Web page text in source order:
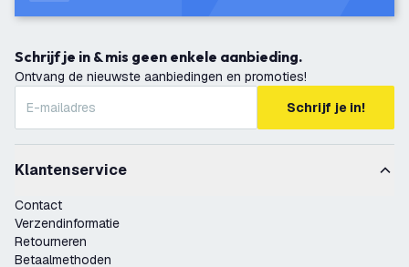
Schrijf je in & mis geen enkele aanbieding.
Ontvang de nieuwste aanbiedingen en promoties!
Schrijf je in!
Klantenservice
Contact
Verzendinformatie
Retourneren
Betaalmethoden